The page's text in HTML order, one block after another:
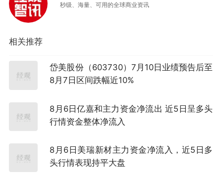
秒级、海量、可用的全球商业资讯
相关推荐
岱美股份（603730）7月10日业绩预告后至
8月7日区间跌幅近10%
8月6日亿嘉和主力资金净流出 近5日呈多头
行情资金整体净流入
8月6日美瑞新材主力资金净流入，近5日多
头行情表现持平大盘